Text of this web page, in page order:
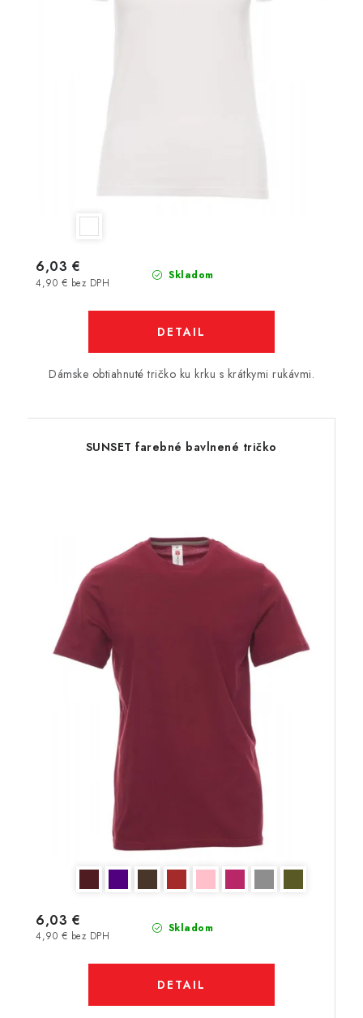
Skladom
4,90 € bez DPH
6,03 €
DETAIL
Dámske obtiahnuté tričko ku krku s krátkymi rukávmi.
SUNSET farebné bavlnené tričko
Skladom
4,90 € bez DPH
6,03 €
DETAIL